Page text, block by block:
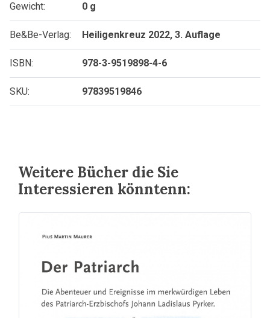
Gewicht: 0 g
Be&Be-Verlag: Heiligenkreuz 2022, 3. Auflage
ISBN: 978-3-9519898-4-6
SKU: 97839519846
Weitere Bücher die Sie
Interessieren könntenn: